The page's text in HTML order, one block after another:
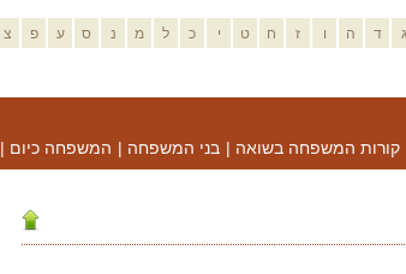
ג ד ה ו ז ח ט י כ ל מ נ ס ע פ צ
קורות המשפחה בשואה | בני המשפחה | המשפחה כיום |